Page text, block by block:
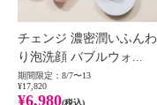
チェンジ 濃密潤いふんわ
り泡洗顔 バブルウォ...
期間限定：8/7〜13
¥17,820
¥6,980(税込)